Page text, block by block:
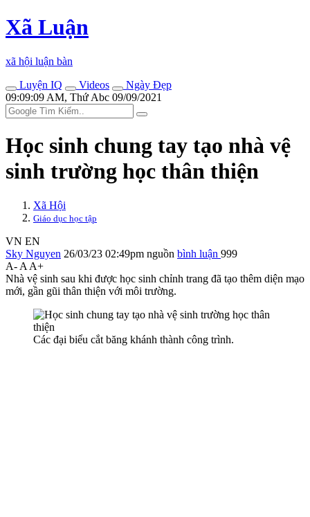
Xã Luận
xã hội luận bàn
Luyện IQ
Videos
Ngày Đẹp
09:09:09 AM, Thứ Abc 09/09/2021
Học sinh chung tay tạo nhà vệ
sinh trường học thân thiện
Xã Hội
Giáo dục học tập
VN EN
Sky Nguyen 26/03/23 02:49pm nguồn bình luận 999
A- A A+
Nhà vệ sinh sau khi được học sinh chỉnh trang đã tạo thêm diện mạo
mới, gần gũi thân thiện với môi trường.
Các đại biểu cắt băng khánh thành công trình.